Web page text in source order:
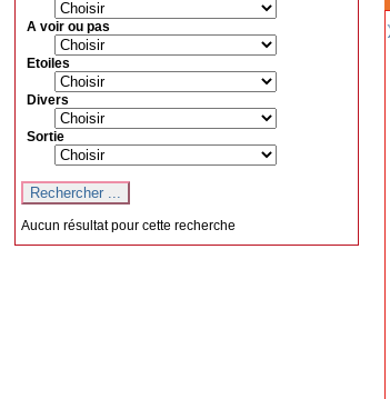
A voir ou pas
Etoiles
Divers
Sortie
Aucun résultat pour cette recherche